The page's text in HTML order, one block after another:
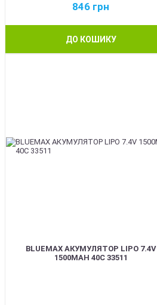
846 грн
ДО КОШИКУ
BLUEMAX АКУМУЛЯТОР LIPO 7.4V
1500MAH 40C 33511